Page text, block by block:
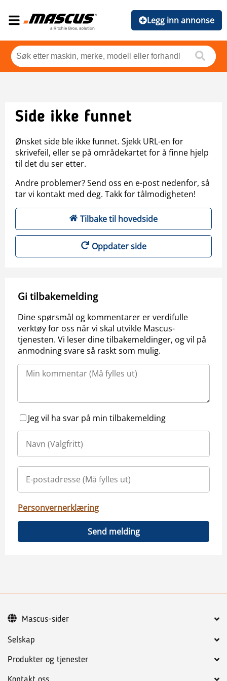
Legg inn annonse
Side ikke funnet
Ønsket side ble ikke funnet. Sjekk URL-en for
skrivefeil, eller se på områdekartet for å finne hjelp
til det du ser etter.
Andre problemer? Send oss en e-post nedenfor, så
tar vi kontakt med deg. Takk for tålmodigheten!
Tilbake til hovedside
Oppdater side
Gi tilbakemelding
Dine spørsmål og kommentarer er verdifulle
verktøy for oss når vi skal utvikle Mascus-
tjenesten. Vi leser dine tilbakemeldinger, og vil på
anmodning svare så raskt som mulig.
Jeg vil ha svar på min tilbakemelding
Personvernerklæring
Send melding
Selskap
Produkter og tjenester
Mascus-sider